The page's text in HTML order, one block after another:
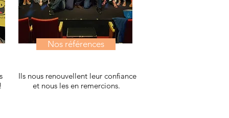
Nos références
Ils nous renouvellent leur confiance
et nous les en remercions.